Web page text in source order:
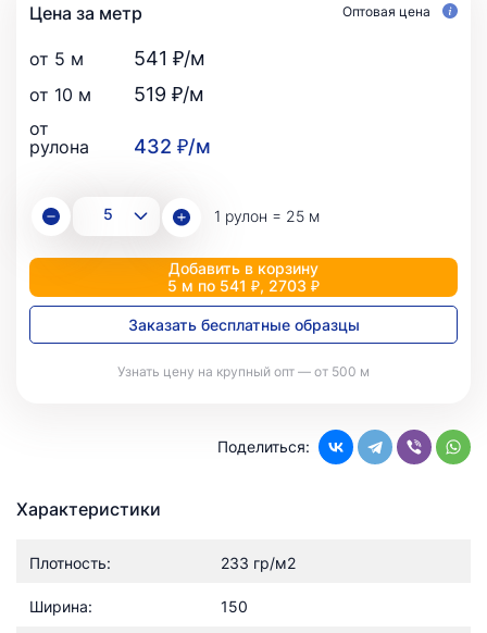
Цена за метр Оптовая цена
от 5 м 541 ₽/м
от 10 м 519 ₽/м
от
рулона
432 ₽/м
1 рулон = 25 м
Добавить в корзину
5 м по 541 ₽, 2703 ₽
Заказать бесплатные образцы
Узнать цену на крупный опт — от 500 м
Поделиться:
Характеристики
Плотность: 233 гр/м2
Ширина: 150